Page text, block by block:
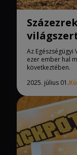
Az
ezer ember hal
következtében.
2025. július 01.